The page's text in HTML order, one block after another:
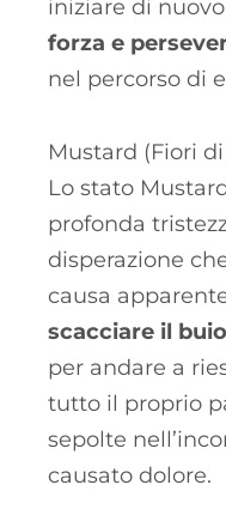
iniziare di
forza e
nel percorso di
Mustard (Fiori
Lo stato
profonda
disperazione
causa
scacciare il buio
per andare a
tutto il proprio
sepolte
causato dolore.